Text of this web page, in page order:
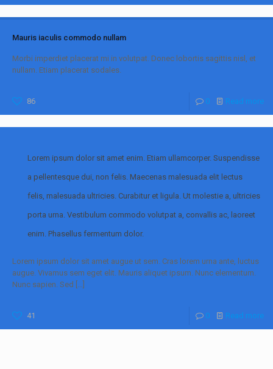
Mauris iaculis commodo nullam
Morbi imperdiet placerat mi in volutpat. Donec lobortis sagittis nisl, et
nullam. Etiam placerat sodales.
86 0 Read more
Lorem ipsum dolor sit amet enim. Etiam ullamcorper. Suspendisse
a pellentesque dui, non felis. Maecenas malesuada elit lectus
felis, malesuada ultricies. Curabitur et ligula. Ut molestie a, ultricies
porta urna. Vestibulum commodo volutpat a, convallis ac, laoreet
enim. Phasellus fermentum dolor.
Lorem ipsum dolor sit amet augue ut sem. Cras lorem urna ante, luctus
augue. Vivamus sem eget elit. Mauris aliquet ipsum. Nunc elementum.
Nunc sapien. Sed […]
41 0 Read more